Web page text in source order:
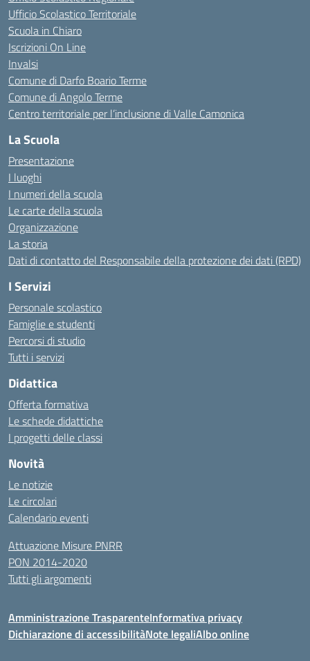
Ufficio Scolastico Territoriale
Scuola in Chiaro
Iscrizioni On Line
Invalsi
Comune di Darfo Boario Terme
Comune di Angolo Terme
Centro territoriale per l’inclusione di Valle Camonica
La Scuola
Presentazione
I luoghi
I numeri della scuola
Le carte della scuola
Organizzazione
La storia
Dati di contatto del Responsabile della protezione dei dati (RPD)
I Servizi
Personale scolastico
Famiglie e studenti
Percorsi di studio
Tutti i servizi
Didattica
Offerta formativa
Le schede didattiche
I progetti delle classi
Novità
Le notizie
Le circolari
Calendario eventi
Attuazione Misure PNRR
PON 2014-2020
Tutti gli argomenti
Amministrazione TrasparenteInformativa privacy
Dichiarazione di accessibilitàNote legaliAlbo online